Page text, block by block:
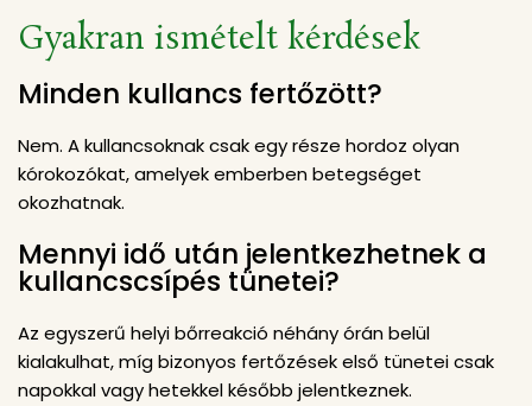
Gyakran ismételt kérdések
Minden kullancs fertőzött?
Nem. A kullancsoknak csak egy része hordoz olyan
kórokozókat, amelyek emberben betegséget
okozhatnak.
Mennyi idő után jelentkezhetnek a
kullancscsípés tünetei?
Az egyszerű helyi bőrreakció néhány órán belül
kialakulhat, míg bizonyos fertőzések első tünetei csak
napokkal vagy hetekkel később jelentkeznek.